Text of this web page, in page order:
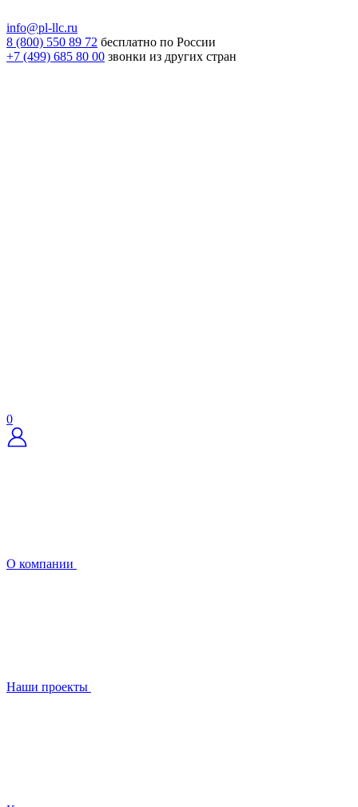
info@pl-llc.ru
8 (800) 550 89 72 бесплатно по России
+7 (499) 685 80 00 звонки из других стран
0
О компании
Наши проекты